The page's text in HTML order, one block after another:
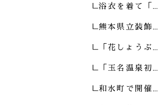
浴衣を着て「…
熊本県立装飾…
「花しょうぶ…
「玉名温泉初…
和水町で開催…